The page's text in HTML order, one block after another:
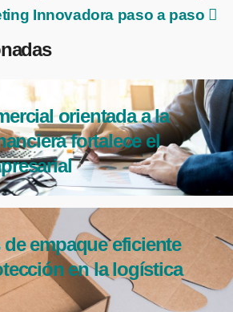
Innovadora paso a paso
orientada a la
fortalece el
empaque eficiente
en la logística